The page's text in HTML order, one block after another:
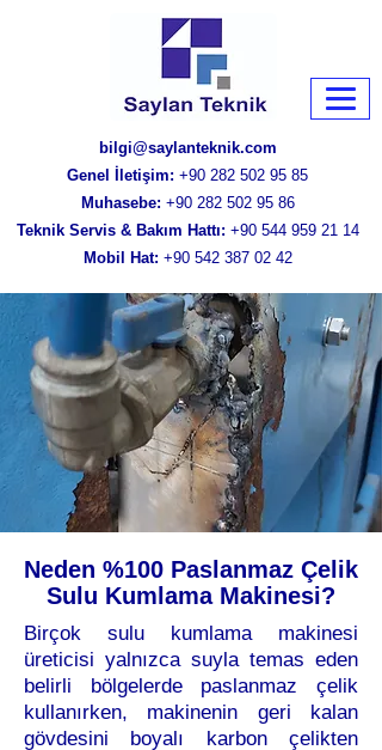
bilgi@saylanteknik.com
Genel İletişim: +90 282 502 95 85
Muhasebe: +90 282 502 95 86
Teknik Servis & Bakım Hattı: +90 544 959 21 14
Mobil Hat: +90 542 387 02 42
Neden %100 Paslanmaz Çelik
Sulu Kumlama Makinesi?
Birçok sulu kumlama makinesi
üreticisi yalnızca suyla temas eden
belirli bölgelerde paslanmaz çelik
kullanırken, makinenin geri kalan
gövdesini boyalı karbon çelikten